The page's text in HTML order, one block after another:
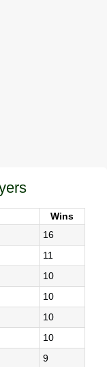
Wins
16
11
10
10
10
10
9